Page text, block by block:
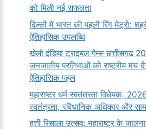
को मिली नई सफलता
दिल्ली में भारत की पहली रिंग मेट्रो:
ऐतिहासिक उपलब्धि
खेलो इंडिया ट्राइबल गेम्स छत्तीसगढ़
जनजातीय प्रतिभाओं को राष्ट्रीय मंच
ऐतिहासिक पहल
महाराष्ट्र धर्म स्वतंत्रता विधेयक,
स्वतंत्रता, संवैधानिक अधिकार और
हत्ती रिसाला उत्सव: महाराष्ट्र के